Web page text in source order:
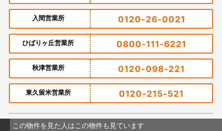
入間営業所 0120-26-0021
ひばりヶ丘営業所 0800-111-6221
秋津営業所 0120-098-221
東久留米営業所 0120-215-521
この物件を見た人はこの物件も見ています